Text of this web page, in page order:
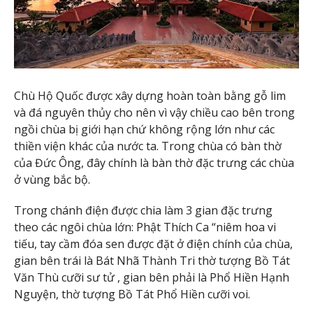
Chù Hộ Quốc được xây dựng hoàn toàn bằng gỗ lim
và đá nguyên thủy cho nên vì vậy chiều cao bên trong
ngồi chùa bị giới hạn chứ không rộng lớn như các
thiền viện khác của nước ta. Trong chùa có bàn thờ
của Đức Ông, đây chính là bàn thờ đặc trưng các chùa
ở vùng bắc bộ.
Trong chánh điện được chia làm 3 gian đặc trưng
theo các ngôi chùa lớn: Phật Thích Ca “niêm hoa vi
tiếu, tay cầm đóa sen được đặt ở điện chính của chùa,
gian bên trái là Bát Nhã Thành Tri thờ tượng Bồ Tát
Văn Thù cưỡi sư tử , gian bên phải là Phổ Hiền Hạnh
Nguyện, thờ tượng Bồ Tát Phổ Hiền cưỡi voi.